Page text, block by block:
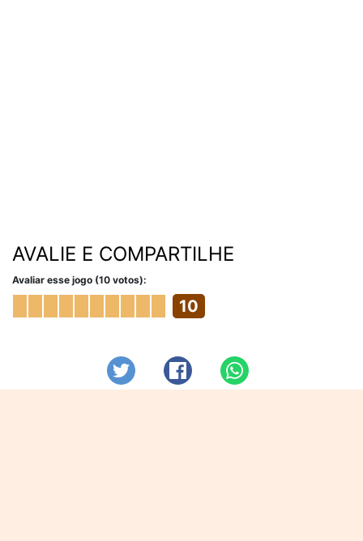
AVALIE E COMPARTILHE
Avaliar esse jogo (10 votos):
10